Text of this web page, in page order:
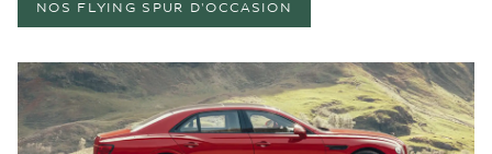
NOS FLYING SPUR D'OCCASION